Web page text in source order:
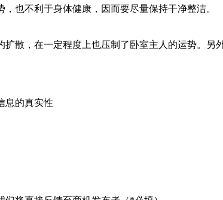
也不利于身体健康，因而要尽量保持干净整洁。
散，在一定程度上也压制了卧室主人的运势。另
息的真实性